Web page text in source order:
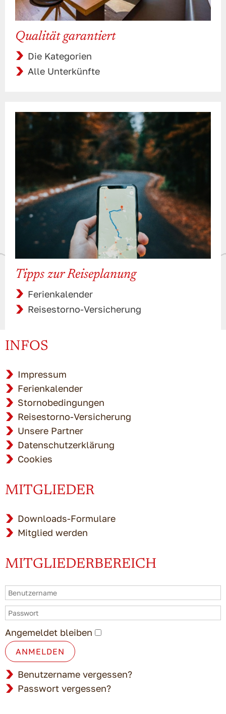
Qualität garantiert
Die Kategorien
Alle Unterkünfte
Tipps zur Reiseplanung
Ferienkalender
Reisestorno-Versicherung
INFOS
Impressum
Ferienkalender
Stornobedingungen
Reisestorno-Versicherung
Unsere Partner
Datenschutzerklärung
Cookies
MITGLIEDER
Downloads-Formulare
Mitglied werden
MITGLIEDERBEREICH
Angemeldet bleiben
ANMELDEN
Benutzername vergessen?
Passwort vergessen?